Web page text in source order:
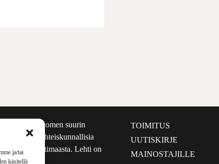
ja/tai
käsitellä
Suomen suurin
esiin yhteiskunnallisia
kuin kotimaasta. Lehti on
1999.
TOIMITUS
UUTISKIRJE
MAINOSTAJILLE